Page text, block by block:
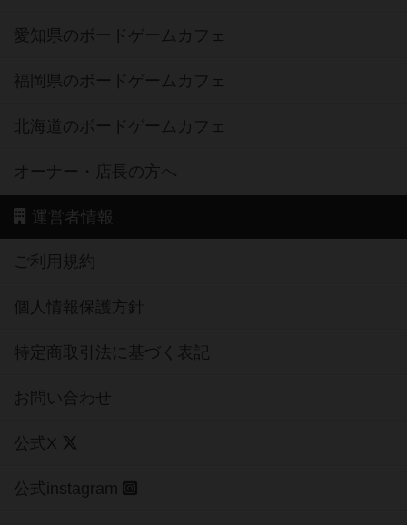
愛知県のボードゲームカフェ
福岡県のボードゲームカフェ
北海道のボードゲームカフェ
オーナー・店長の方へ
運営者情報
ご利用規約
個人情報保護方針
特定商取引法に基づく表記
お問い合わせ
公式X
公式instagram